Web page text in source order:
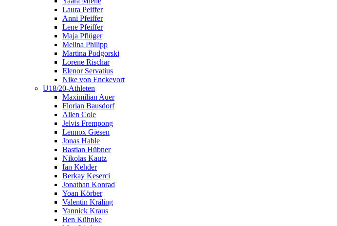
Laura Peiffer
Anni Pfeiffer
Lene Pfeiffer
Maja Pflüger
Melina Philipp
Martina Podgorski
Lorene Rischar
Elenor Servatius
Nike von Enckevort
U18/20-Athleten
Maximilian Auer
Florian Bausdorf
Allen Cole
Jelvis Frempong
Lennox Giesen
Jonas Hable
Bastian Hübner
Nikolas Kautz
Ian Kehder
Berkay Keserci
Jonathan Konrad
Yoan Körber
Valentin Kräling
Yannick Kraus
Ben Kühnke